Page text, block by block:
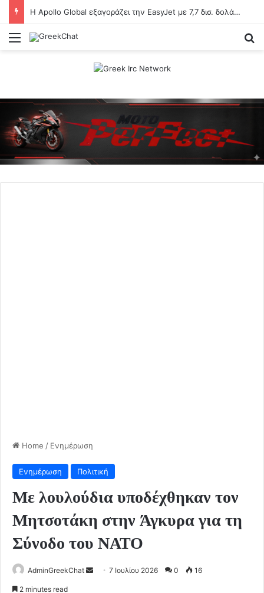
Η Apollo Global εξαγοράζει την EasyJet με 7,7 δισ. δολάρια
Menu
Home / Ενημέρωση
Ενημέρωση Πολιτική
Με λουλούδια υποδέχθηκαν τον
Μητσοτάκη στην Άγκυρα για τη
Σύνοδο του ΝΑΤΟ
AdminGreekChat
Send7 Ιουλίου 2026 0 16
2 minutes read